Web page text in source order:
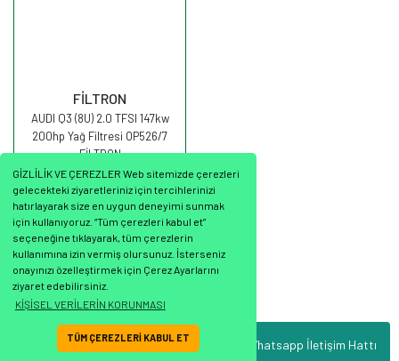
GİZLİLİK VE ÇEREZLER Web sitemizde çerezleri
gelecekteki ziyaretleriniz için tercihlerinizi
hatırlayarak size en uygun deneyimi sunmak
için kullanıyoruz. “Tüm çerezleri kabul et”
seçeneğine tıklayarak, tüm çerezlerin
kullanımına izin vermiş olursunuz. İsterseniz
onayınızı özelleştirmek için Çerez Ayarlarını
ziyaret edebilirsiniz.
KİŞİSEL VERİLERİN KORUNMASI
TÜM ÇEREZLERİ KABUL ET Whatsapp İletişim Hattı
FİLTRON
AUDI Q3 (8U) 2.0 TFSI 147kw
200hp Yağ Filtresi OP526/7
FİLTRON
568,39 TL